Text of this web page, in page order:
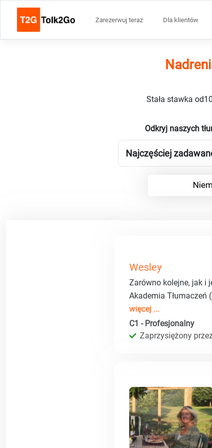
Zarezerwuj teraz Dla klientów
Stała stawka
Odkryj naszych
Najczęściej
Wesley
Zarówno kolejne, jak i
Akademia Tłumaczeń
więcej ...
C1 - Profesjonalny
Zaprzysiężony